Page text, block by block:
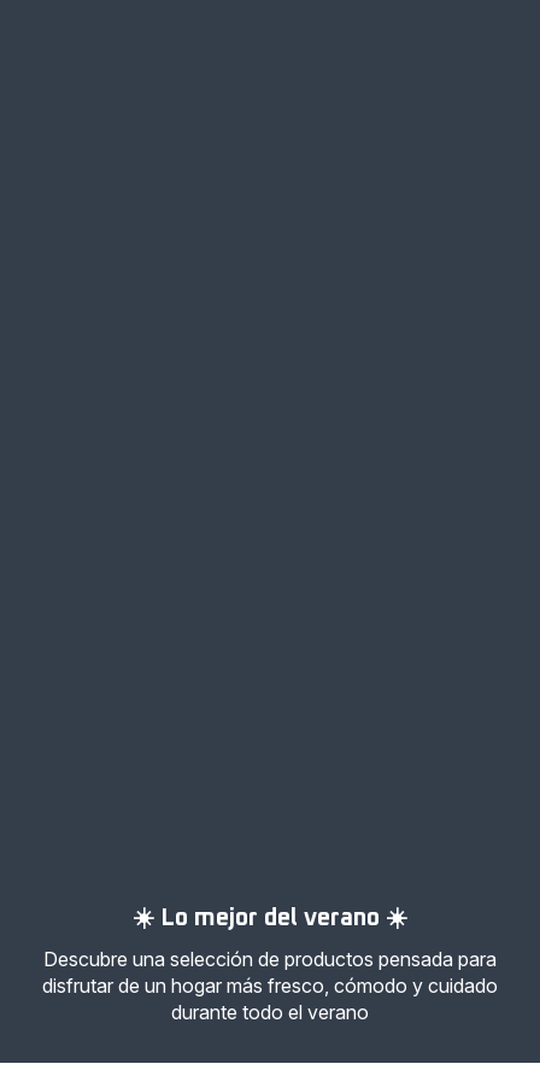
☀️ Lo mejor del verano ☀️
Descubre una selección de productos pensada para
disfrutar de un hogar más fresco, cómodo y cuidado
durante todo el verano